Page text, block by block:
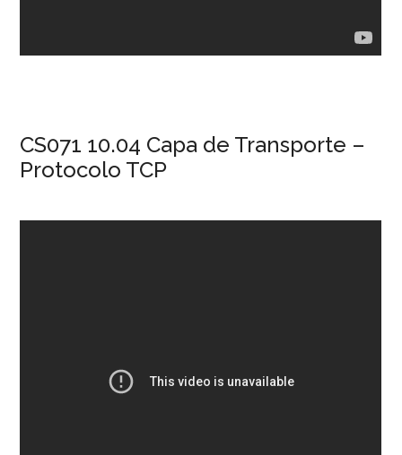
CS071 10.04 Capa de Transporte –
Protocolo TCP